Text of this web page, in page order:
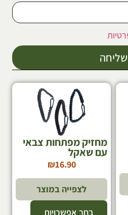
שליחה
מחזיק מפתחות צבאי
עם שאקל
₪16.90
לצפייה במוצר
בחר אפשרויות